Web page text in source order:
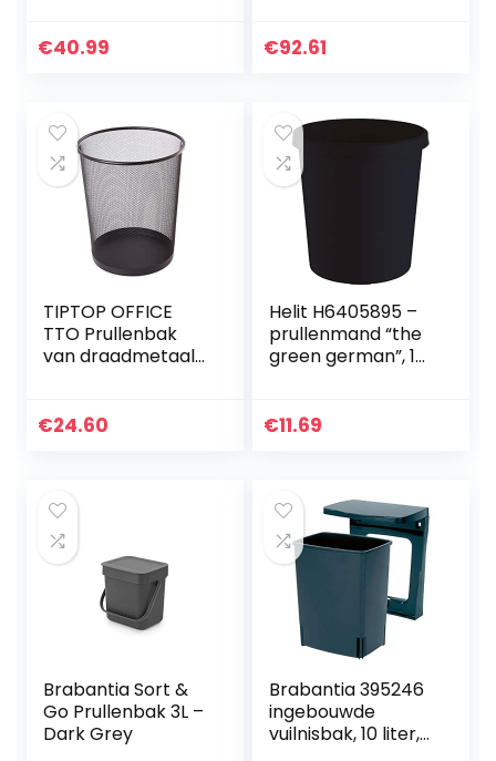
€40.99 €92.61
TIPTOP OFFICE
TTO Prullenbak
van draadmetaal
€24.60
Helit H6405895 –
prullenmand “the
green german”, 18
kunststof Blauer
stuk
€11.69
Brabantia Sort &
Go Prullenbak 3L –
Dark Grey
Brabantia 395246
ingebouwde
vuilnisbak, 10 liter,